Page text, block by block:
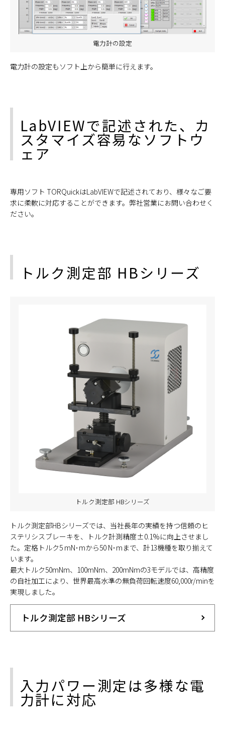
電力計の設定
電力計の設定もソフト上から簡単に行えます。
LabVIEWで記述された、カ
スタマイズ容易なソフトウ
ェア
専用ソフト TORQuickはLabVIEWで記述されており、様々なご要
求に柔軟に対応することができます。弊社営業にお問い合わせく
ださい。
トルク測定部 HBシリーズ
トルク測定部 HBシリーズ
トルク測定部HBシリーズでは、当社長年の実績を持つ信頼のヒ
ステリシスブレーキを、トルク計測精度±0.1%に向上させまし
た。定格トルク5 mN･mから50 N･mまで、計13機種を取り揃えて
います。
最大トルク50mNm、100mNm、200mNmの3モデルでは、高精度
の自社加工により、世界最高水準の無負荷回転速度60,000r/minを
実現しました。
トルク測定部 HBシリーズ
入力パワー測定は多様な電
力計に対応